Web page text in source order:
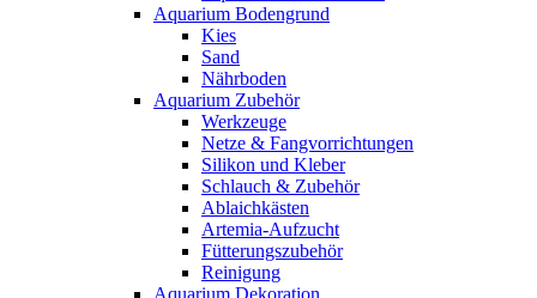
Aquarium Bodengrund
Kies
Sand
Nährboden
Aquarium Zubehör
Werkzeuge
Netze & Fangvorrichtungen
Silikon und Kleber
Schlauch & Zubehör
Ablaichkästen
Artemia-Aufzucht
Fütterungszubehör
Reinigung
Aquarium Dekoration